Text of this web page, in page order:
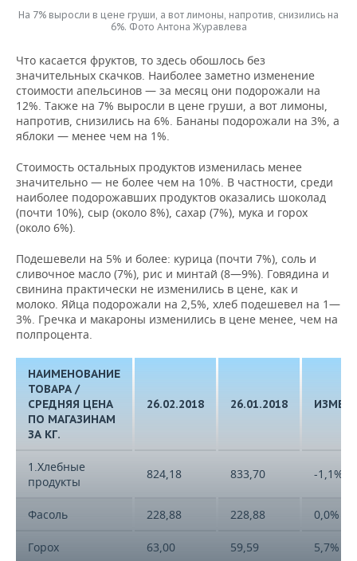
На 7% выросли в цене груши, а вот лимоны, напротив, снизились на
6%. Фото Антона Журавлева
Что касается фруктов, то здесь обошлось без
значительных скачков. Наиболее заметно изменение
стоимости апельсинов — за месяц они подорожали на
12%. Также на 7% выросли в цене груши, а вот лимоны,
напротив, снизились на 6%. Бананы подорожали на 3%, а
яблоки — менее чем на 1%.
Стоимость остальных продуктов изменилась менее
значительно — не более чем на 10%. В частности, среди
наиболее подорожавших продуктов оказались шоколад
(почти 10%), сыр (около 8%), сахар (7%), мука и горох
(около 6%).
Подешевели на 5% и более: курица (почти 7%), соль и
сливочное масло (7%), рис и минтай (8—9%). Говядина и
свинина практически не изменились в цене, как и
молоко. Яйца подорожали на 2,5%, хлеб подешевел на 1—
3%. Гречка и макароны изменились в цене менее, чем на
полпроцента.
НАИМЕНОВАНИЕ
ТОВАРА /
СРЕДНЯЯ ЦЕНА
ПО МАГАЗИНАМ
ЗА КГ.
26.02.2018 26.01.2018
1.Хлебные
продукты
824,18 833,70 -1,1%
Фасоль 228,88 228,88 0,0%
Горох 63,00 59,59 5,7%